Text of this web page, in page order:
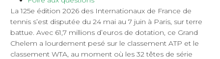
La 125e édition 2026 des Internationaux de France de
tennis s’est disputée du 24 mai au 7 juin à Paris, sur terre
battue. Avec 61,7 millions d’euros de dotation, ce Grand
Chelem a lourdement pesé sur le classement ATP et le
classement WTA, au moment où les 32 têtes de série